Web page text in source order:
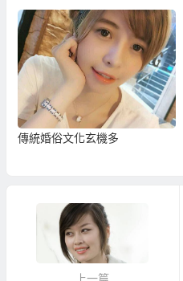
傳統婚俗文化玄機多